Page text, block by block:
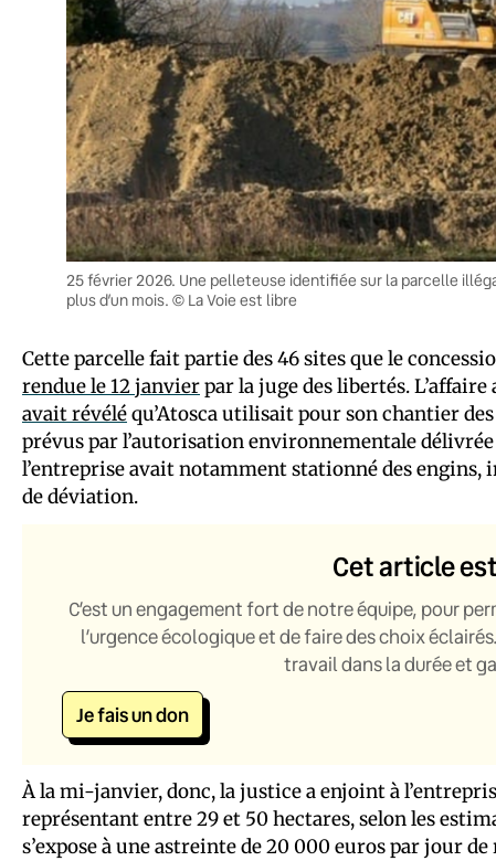
25 février 2026. Une pelleteuse identifiée sur la parcelle
plus d’un mois. © La Voie est libre
Cette parcelle fait partie des 46 sites que le
rendue le 12 janvierpar la juge des libertés.
avait révéléqu’Atosca utilisait pour son chantier
prévus par l’autorisation environnementale
l’entreprise avait notamment stationné des engins,
de déviation.
Cet article
C’est un engagement fort de notre équipe, pour
l’urgence écologique et de faire des choix
travail dans la durée et
Je fais un don
À la mi-janvier, donc, la justice a enjoint à
représentant entre 29 et 50 hectares, selon les
s’expose à une astreinte de 20 000 euros par jour de